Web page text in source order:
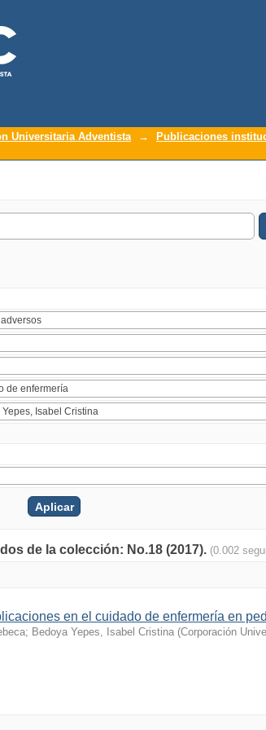
Universitaria Adventista → Publicaciones
de la colección: No.18 (2017). (0.002
en el cuidado de enfermería en
; Bedoya Yepes, Isabel Cristina (Corporación